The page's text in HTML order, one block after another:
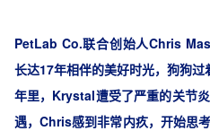
PetLab Co.联合创始人Chris
长达17年相伴的美好时光，狗狗
年里，Krystal遭受了严重的关节
遇，Chris感到非常内疚，开始思